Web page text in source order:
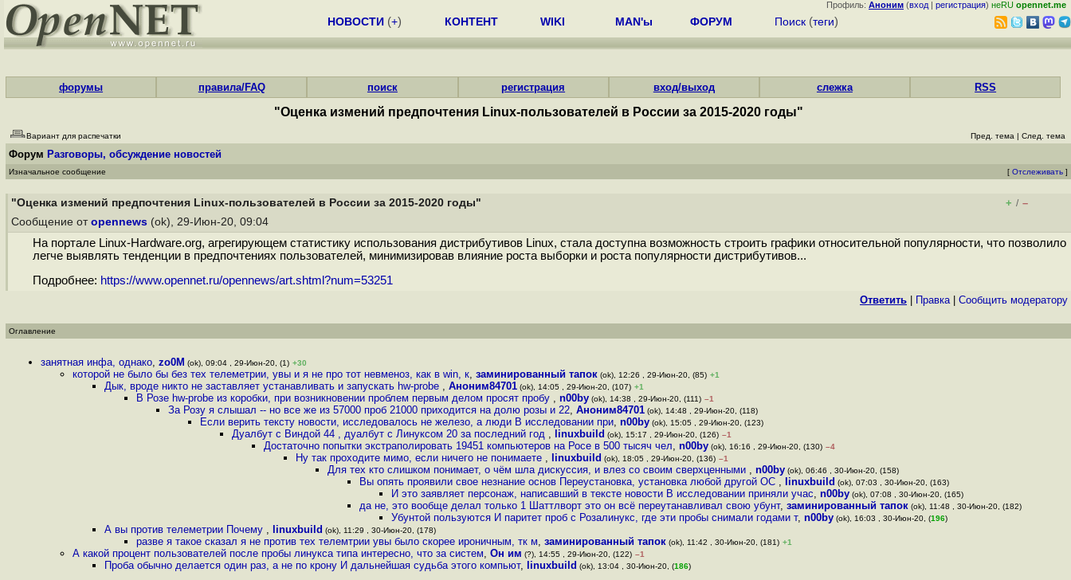
Профиль: Аноним (вход | регистрация) неRU opennet.me
НОВОСТИ (+) КОНТЕНТ WIKI MAN'ы ФОРУМ Поиск (теги)
форумы правила/FAQ поиск регистрация вход/выход слежка RSS
"Оценка измений предпочтения Linux-пользователей в России за 2015-2020 годы"
Вариант для распечатки Пред. тема | След. тема
Форум Разговоры, обсуждение новостей
Изначальное сообщение [ Отслеживать ]
"Оценка измений предпочтения Linux-пользователей в России за 2015-2020 годы" + / –
Сообщение от opennews (ok), 29-Июн-20, 09:04
На портале Linux-Hardware.org, агрегирующем статистику использования дистрибутивов Linux, стала доступна возможность строить графики относительной популярности, что позволило
легче выявлять тенденции в предпочтениях пользователей, минимизировав влияние роста выборки и роста популярности дистрибутивов...
Подробнее: https://www.opennet.ru/opennews/art.shtml?num=53251
Ответить Правка| Cообщить модератору
Оглавление
занятная инфа, однако, zo0M (ok), 09:04 , 29-Июн-20, (1) +30
которой не было бы без тех телеметрии, увы и я не про тот невменоз, как в win, к, заминированный тапок (ok), 12:26 , 29-Июн-20, (85) +1
Дык, вроде никто не заставляет устанавливать и запускать hw-probe , Аноним84701 (ok), 14:05 , 29-Июн-20, (107) +1
В Розе hw-probe из коробки, при возникновении проблем первым делом просят пробу , n00by (ok), 14:38 , 29-Июн-20, (111) –1
За Розу я слышал -- но все же из 57000 проб 21000 приходится на долю розы и 22, Аноним84701 (ok), 14:48 , 29-Июн-20, (118)
Если верить тексту новости, исследовалось не железо, а люди В исследовании при, n00by (ok), 15:05 , 29-Июн-20, (123)
Дуалбут с Виндой 44 , дуалбут с Линуксом 20 за последний год , linuxbuild (ok), 15:17 , 29-Июн-20, (126) –1
Достаточно попытки экстраполировать 19451 компьютеров на Росе в 500 тысяч чел, n00by (ok), 16:16 , 29-Июн-20, (130) –4
Ну так проходите мимо, если ничего не понимаете , linuxbuild (ok), 18:05 , 29-Июн-20, (136) –1
Для тех кто слишком понимает, о чём шла дискуссия, и влез со своим сверхценными , n00by (ok), 06:46 , 30-Июн-20, (158)
Вы опять проявили свое незнание основ Переустановка, установка любой другой ОС , linuxbuild (ok), 07:03 , 30-Июн-20, (163)
И это заявляет персонаж, написавший в тексте новости В исследовании приняли учас, n00by (ok), 07:08 , 30-Июн-20, (165)
да не, это вообще делал только 1 Шаттлворт это он всё переутанавливал свою убунт, заминированный тапок (ok), 11:48 , 30-Июн-20, (182)
Убунтой пользуются И паритет проб с Розалинукс, где эти пробы снимали годами т, n00by (ok), 16:03 , 30-Июн-20, (196)
А вы против телеметрии Почему , linuxbuild (ok), 11:29 , 30-Июн-20, (178)
разве я такое сказал я не против тех телемтрии увы было скорее ироничным, тк м, заминированный тапок (ok), 11:42 , 30-Июн-20, (181) +1
А какой процент пользователей после пробы линукса типа интересно, что за систем, Он им (?), 14:55 , 29-Июн-20, (122) –1
Проба обычно делается один раз, а не по крону И дальнейшая судьба этого компьют, linuxbuild (ok), 13:04 , 30-Июн-20, (186)